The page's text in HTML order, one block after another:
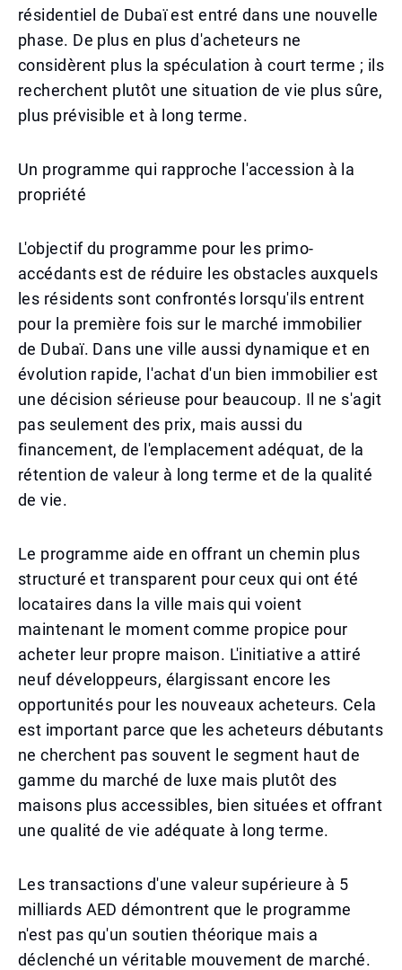
résidentiel de Dubaï est entré dans une nouvelle
phase. De plus en plus d'acheteurs ne
considèrent plus la spéculation à court terme ; ils
recherchent plutôt une situation de vie plus sûre,
plus prévisible et à long terme.
Un programme qui rapproche l'accession à la
propriété
L'objectif du programme pour les primo-
accédants est de réduire les obstacles auxquels
les résidents sont confrontés lorsqu'ils entrent
pour la première fois sur le marché immobilier
de Dubaï. Dans une ville aussi dynamique et en
évolution rapide, l'achat d'un bien immobilier est
une décision sérieuse pour beaucoup. Il ne s'agit
pas seulement des prix, mais aussi du
financement, de l'emplacement adéquat, de la
rétention de valeur à long terme et de la qualité
de vie.
Le programme aide en offrant un chemin plus
structuré et transparent pour ceux qui ont été
locataires dans la ville mais qui voient
maintenant le moment comme propice pour
acheter leur propre maison. L'initiative a attiré
neuf développeurs, élargissant encore les
opportunités pour les nouveaux acheteurs. Cela
est important parce que les acheteurs débutants
ne cherchent pas souvent le segment haut de
gamme du marché de luxe mais plutôt des
maisons plus accessibles, bien situées et offrant
une qualité de vie adéquate à long terme.
Les transactions d'une valeur supérieure à 5
milliards AED démontrent que le programme
n'est pas qu'un soutien théorique mais a
déclenché un véritable mouvement de marché.